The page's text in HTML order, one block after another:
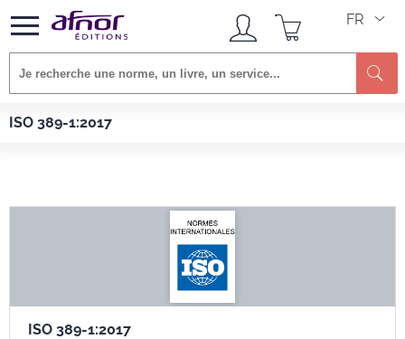
FR
ISO 389-1:2017
Afnor EDITIONS Normes
ISO 389-1:2017